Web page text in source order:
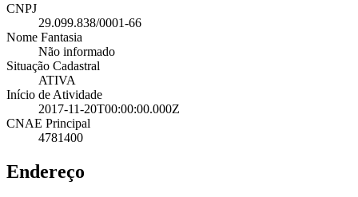
CNPJ
29.099.838/0001-66
Nome Fantasia
Não informado
Situação Cadastral
ATIVA
Início de Atividade
2017-11-20T00:00:00.000Z
CNAE Principal
4781400
Endereço